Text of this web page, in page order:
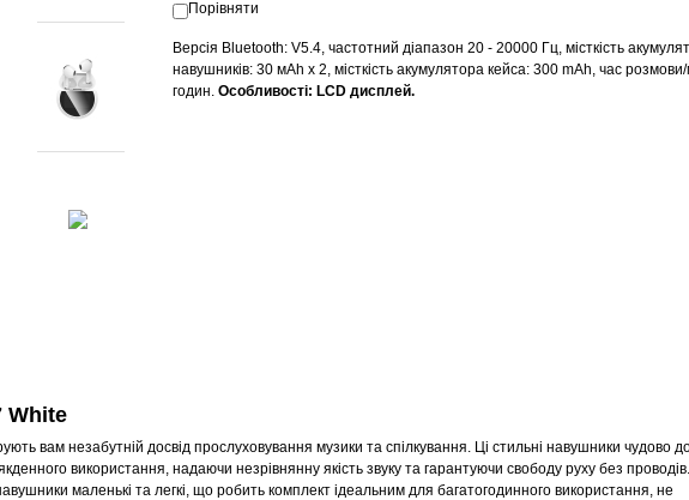
Порівняти
Версія Bluetooth: V5.4, частотний діапазон 20 - 20000 Гц, місткість
навушників: 30 мАh х 2, місткість акумулятора кейса: 300 mAh, час
годин. Особливості: LCD дисплей.
White
вам незабутній досвід прослуховування музики та спілкування. Ці стильні навушники чудово
використання, надаючи незрівнянну якість звуку та гарантуючи свободу руху без проводів.
маленькі та легкі, що робить комплект ідеальним для багатогодинного використання, не